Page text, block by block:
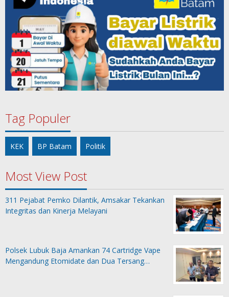
Tag Populer
KEK BP Batam Politik
Most View Post
311 Pejabat Pemko Dilantik, Amsakar Tekankan
Integritas dan Kinerja Melayani
Polsek Lubuk Baja Amankan 74 Cartridge Vape
Mengandung Etomidate dan Dua Tersang…